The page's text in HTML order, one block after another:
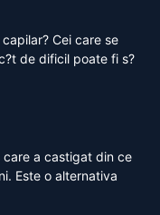
Cei care se
de dificil poate fi s?
care a castigat din ce
Este o alternativa